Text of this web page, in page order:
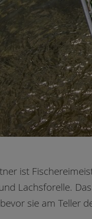
ist
Lachsforelle.
sie am Teller